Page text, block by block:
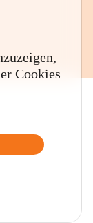
Cookies